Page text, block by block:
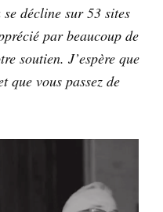
décline sur 53 sites
par beaucoup de
soutien. J’espère que
que vous passez de